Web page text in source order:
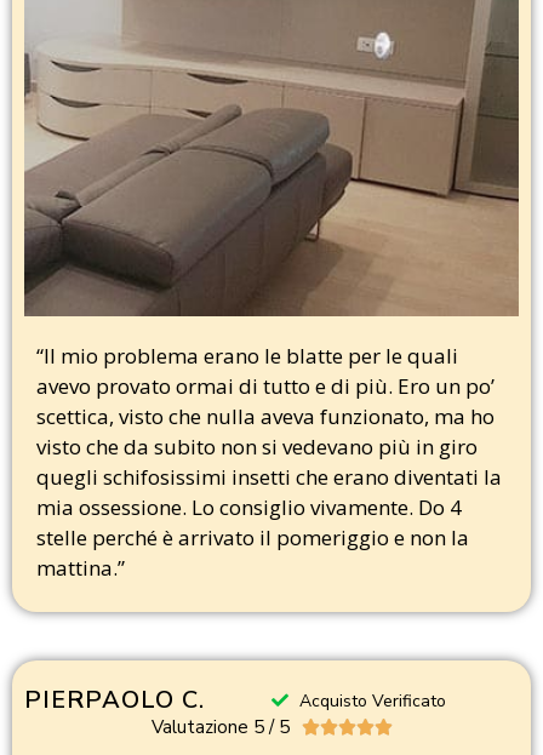
“Il mio problema erano le blatte per le quali
avevo provato ormai di tutto e di più. Ero un po’
scettica, visto che nulla aveva funzionato, ma ho
visto che da subito non si vedevano più in giro
quegli schifosissimi insetti che erano diventati la
mia ossessione. Lo consiglio vivamente. Do 4
stelle perché è arrivato il pomeriggio e non la
mattina.”
PIERPAOLO C. Acquisto Verificato
Valutazione 5 / 5 